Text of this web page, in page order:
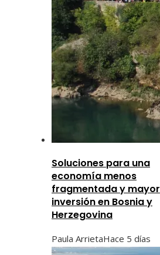
Soluciones para una
economía menos
fragmentada y mayor
inversión en Bosnia y
Herzegovina
Paula ArrietaHace 5 días